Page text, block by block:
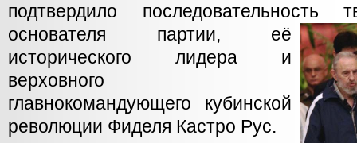
подтвердило последовательность
основателя партии, её
исторического лидера и
верховного
главнокомандующего кубинской
революции Фиделя Кастро Рус.